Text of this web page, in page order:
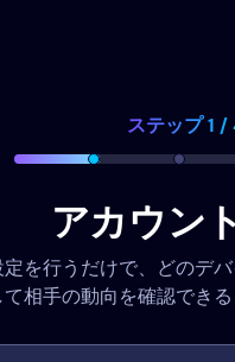
ステップ 1 /
アカウン
を行うだけで、どのデ
て相手の動向を確認できる